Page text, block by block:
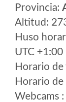
Provincia:
Altitud:
Huso
UTC
Horario de
Horario
Webcams :